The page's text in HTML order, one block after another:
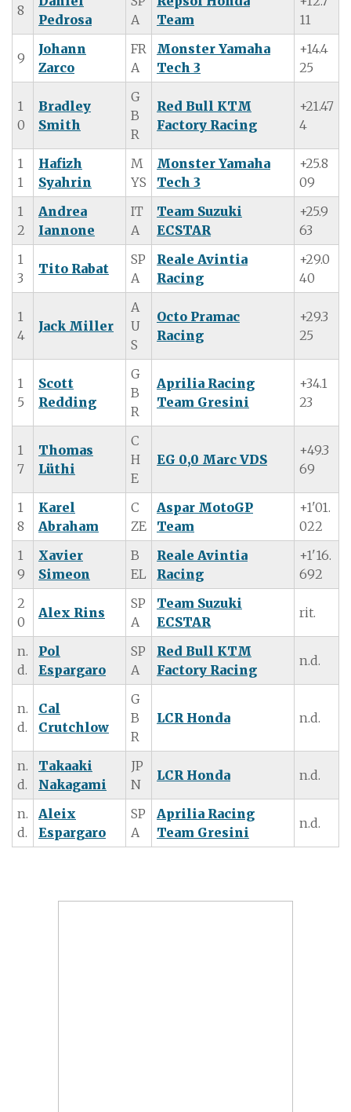
8
Pedrosa
A
Team
11
9
Johann
Zarco
FR
A
Monster Yamaha
Tech 3
+14.4
25
1
0
Bradley
Smith
G
B
R
Red Bull KTM
Factory Racing
+21.47
4
1
1
Hafizh
Syahrin
M
YS
Monster Yamaha
Tech 3
+25.8
09
1
2
Andrea
Iannone
IT
A
Team Suzuki
ECSTAR
+25.9
63
1
3
Tito Rabat
SP
A
Reale Avintia
Racing
+29.0
40
1
4
Jack Miller
A
U
S
Octo Pramac
Racing
+29.3
25
1
5
Scott
Redding
G
B
R
Aprilia Racing
Team Gresini
+34.1
23
1
7
Thomas
Lüthi
C
H
E
EG 0,0 Marc VDS
+49.3
69
1
8
Karel
Abraham
C
ZE
Aspar MotoGP
Team
+1'01.
022
1
9
Xavier
Simeon
B
EL
Reale Avintia
Racing
+1'16.
692
2
0
Alex Rins
SP
A
Team Suzuki
ECSTAR
rit.
n.
d.
Pol
Espargaro
SP
A
Red Bull KTM
Factory Racing
n.d.
n.
d.
Cal
Crutchlow
G
B
R
LCR Honda n.d.
n.
d.
Takaaki
Nakagami
JP
N
LCR Honda n.d.
n.
d.
Aleix
Espargaro
SP
A
Aprilia Racing
Team Gresini
n.d.